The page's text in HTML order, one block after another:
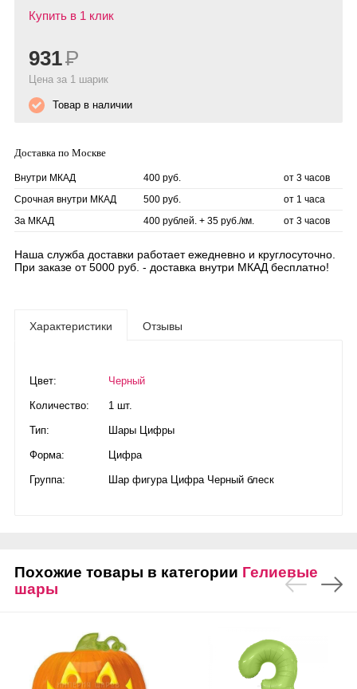
Купить в 1 клик
931Р
Цена за 1 шарик
Товар в наличии
Доставка по Москве
Внутри МКАД 400 руб.
от 3 часов
Срочная внутри МКАД
500 руб.
от 1 часа
За МКАД
400 рублей. + 35 руб./км. от 3 часов
Наша служба доставки работает ежедневно и круглосуточно.
При заказе от 5000 руб. - доставка внутри МКАД бесплатно!
Характеристики Отзывы
Цвет: Черный
Количество: 1 шт.
Тип: Шары Цифры
Форма: Цифра
Группа: Шар фигура Цифра Черный блеск
Похожие товары в категории Гелиевые
шары